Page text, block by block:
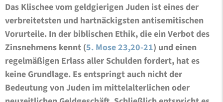
Das Klischee vom geldgierigen Juden ist eines der
verbreitetsten und hartnäckigsten antisemitischen
Vorurteile. In der biblischen Ethik, die ein Verbot des
Zinsnehmens kennt (5. Mose 23,20-21) und einen
regelmäßigen Erlass aller Schulden fordert, hat es
keine Grundlage. Es entspringt auch nicht der
Bedeutung von Juden im mittelalterlichen oder